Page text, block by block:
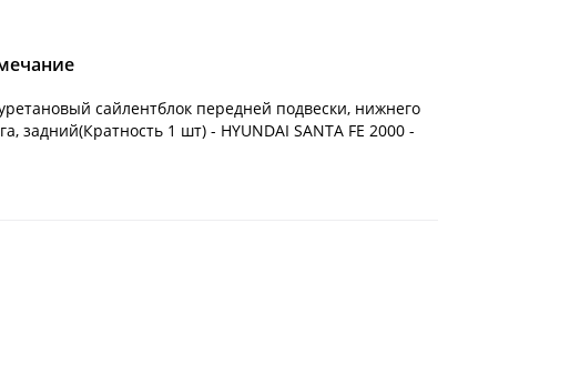
сайлентблок передней подвески, нижнего
задний(Кратность 1 шт) - HYUNDAI SANTA FE 2000 -